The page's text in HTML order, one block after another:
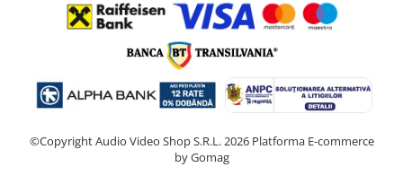
©Copyright Audio Video Shop S.R.L. 2026 Platforma E-commerce
by Gomag